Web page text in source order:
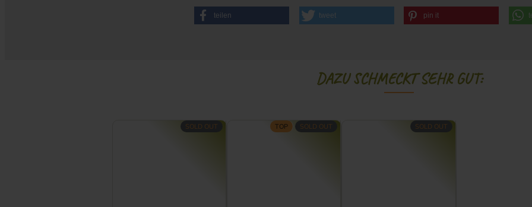
teilen tweet pin it
DAZU SCHMECKT SEHR GUT:
SOLD OUT TOP SOLD OUT SOLD OUT